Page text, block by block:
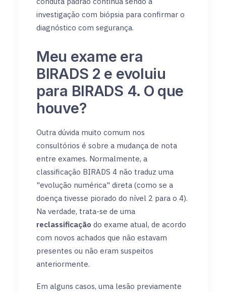
investigação com biópsia para confirmar o
diagnóstico com segurança.
Meu exame era
BIRADS 2 e evoluiu
para BIRADS 4. O que
houve?
Outra dúvida muito comum nos
consultórios é sobre a mudança de nota
entre exames. Normalmente, a
classificação BIRADS 4 não traduz uma
"evolução numérica" direta (como se a
doença tivesse piorado do nível 2 para o 4).
Na verdade, trata-se de uma
reclassificação do exame atual, de acordo
com novos achados que não estavam
presentes ou não eram suspeitos
anteriormente.
Em alguns casos, uma lesão previamente